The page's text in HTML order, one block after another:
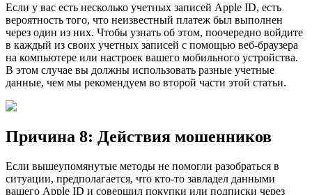
Если у вас есть несколько учетных записей Apple ID, есть
вероятность того, что неизвестный платеж был выполнен
через один из них. Чтобы узнать об этом, поочередно войдите
в каждый из своих учетных записей с помощью веб-браузера
на компьютере или настроек вашего мобильного устройства.
В этом случае вы должны использовать разные учетные
данные, чем мы рекомендуем во второй части этой статьи.
Причина 8: Действия мошенников
Если вышеупомянутые методы не помогли разобраться в
ситуации, предполагается, что кто-то завладел данными
вашего Apple ID и совершил покупки или подписки через